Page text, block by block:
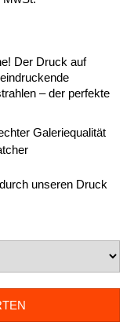
Der Druck auf
– der perfekte
Galeriequalität
unseren Druck